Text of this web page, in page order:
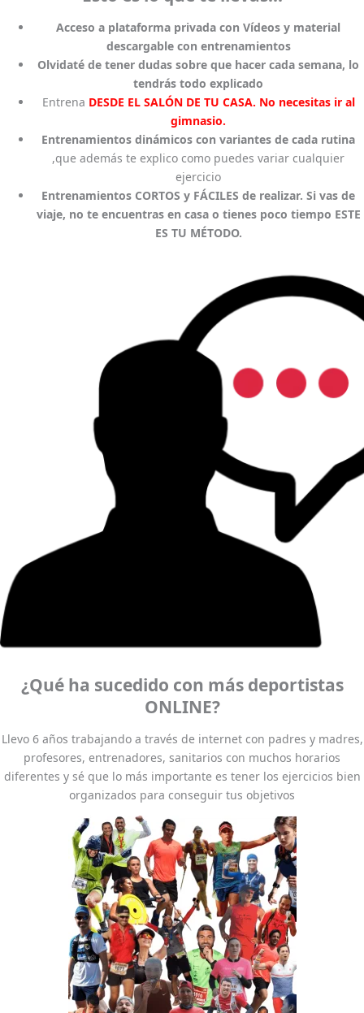
Acceso a plataforma privada con Vídeos y material
descargable con entrenamientos
Olvidaté de tener dudas sobre que hacer cada semana, lo
tendrás todo explicado
Entrena DESDE EL SALÓN DE TU CASA. No necesitas ir al
gimnasio.
Entrenamientos dinámicos con variantes de cada rutina
,que además te explico como puedes variar cualquier
ejercicio
Entrenamientos CORTOS y FÁCILES de realizar. Si vas de
viaje, no te encuentras en casa o tienes poco tiempo ESTE
ES TU MÉTODO.
¿Qué ha sucedido con más deportistas
ONLINE?
Llevo 6 años trabajando a través de internet con padres y madres,
profesores, entrenadores, sanitarios con muchos horarios
diferentes y sé que lo más importante es tener los ejercicios bien
organizados para conseguir tus objetivos